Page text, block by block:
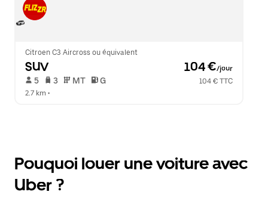
Citroen C3 Aircross ou équivalent
SUV 104 €/jour
5 3 MT G
104 € TTC
2.7 km •
Pouquoi louer une voiture avec
Uber ?